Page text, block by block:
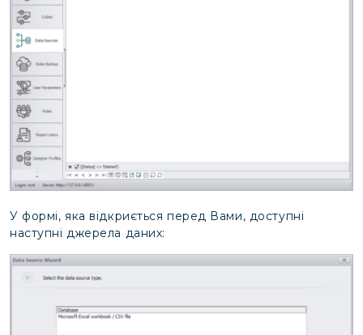
У формі, яка відкриється перед Вами, доступні
наступні джерела даних: